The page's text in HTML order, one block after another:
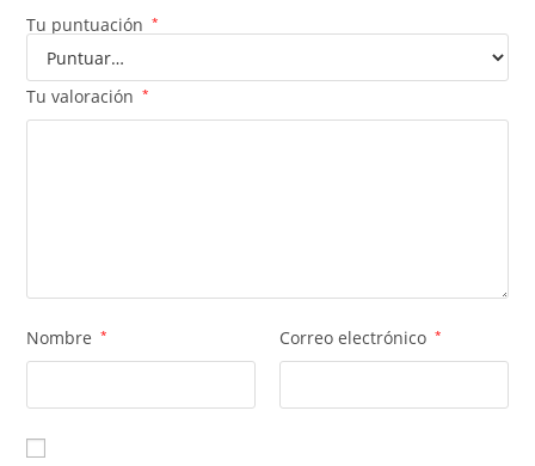
Tu puntuación *
Tu valoración *
Nombre * Correo electrónico *